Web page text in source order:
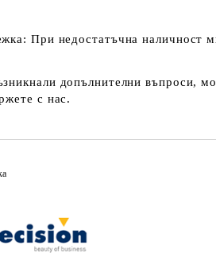
При недостатъчна наличност
допълнителни въпроси,
с нас.